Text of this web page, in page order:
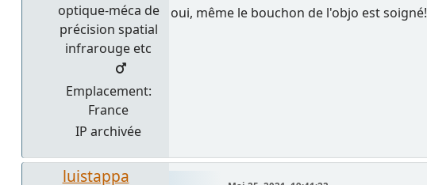
optique-méca de
précision spatial
infrarouge etc
Emplacement:
France
IP archivée
oui, même le bouchon de l'objo est soigné!
luistappa